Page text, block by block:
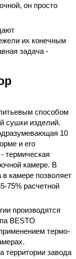
он просто
их конечным
задача -
способом
сушки изделий.
10
и его
термическая
камере. В
в камере позволяет
75% расчетной
производятся
BESTO
термо-
территории завода